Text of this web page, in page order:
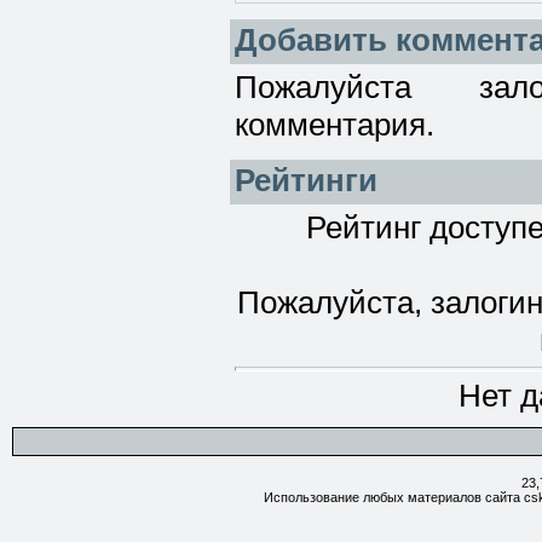
Добавить
Пожалуйста
комментария.
Рейтинги
Рейтинг
Пожалуйста,
Нет
Использование любых материалов сайта